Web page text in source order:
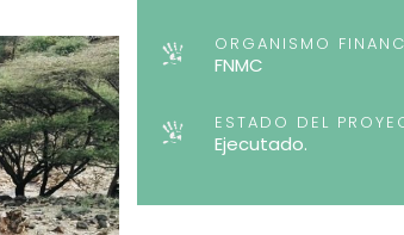
ORGANISMO
FNMC
ESTADO DEL
Ejecutado.